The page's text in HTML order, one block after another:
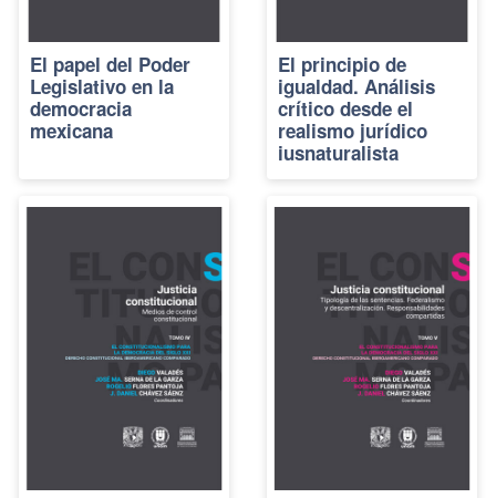
El papel del Poder
Legislativo en la
democracia
mexicana
El principio de
igualdad. Análisis
crítico desde el
realismo jurídico
iusnaturalista